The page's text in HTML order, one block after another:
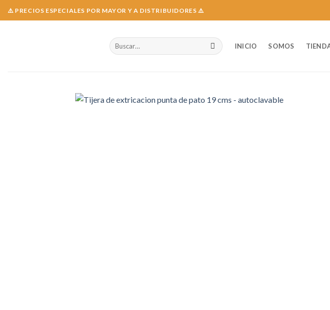
Skip
to
⚠️ PRECIOS ESPECIALES POR MAYOR Y A DISTRIBUIDORES ⚠️
Buscar
por:
INICIO SOMOS